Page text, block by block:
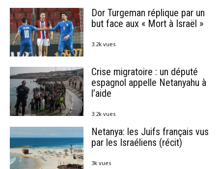
Dor Turgeman réplique par un
but face aux « Mort à Israël »
3.2k vues
Crise migratoire : un député
espagnol appelle Netanyahu à
l’aide
3.2k vues
Netanya: les Juifs français vus
par les Israéliens (récit)
3k vues